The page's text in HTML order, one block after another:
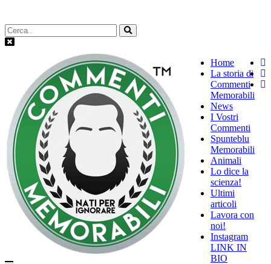
Home
La storia di
Commenti
Memorabili
News
I Vostri
Commenti
Spunteblu
Memorabili
Animali
Lo dice la
scienza!
Ultimi
articoli
Lavora con
noi!
Instagram
LINK IN
BIO